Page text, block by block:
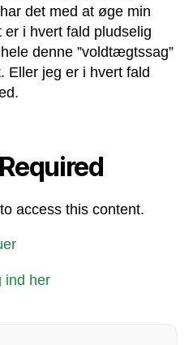
det med at øge min
i hvert fald pludselig
denne ”voldtægtssag”
Eller jeg er i hvert fald
access this content.
ind her